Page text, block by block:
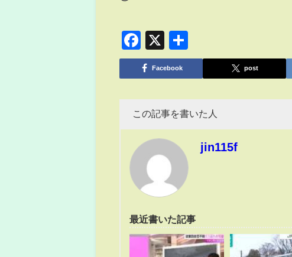
Facebook
X
有
Facebook post
この記事を書いた人
jin115f
最近書いた記事